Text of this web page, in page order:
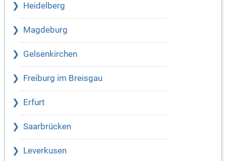
Heidelberg
Magdeburg
Gelsenkirchen
Freiburg im Breisgau
Erfurt
Saarbrücken
Leverkusen